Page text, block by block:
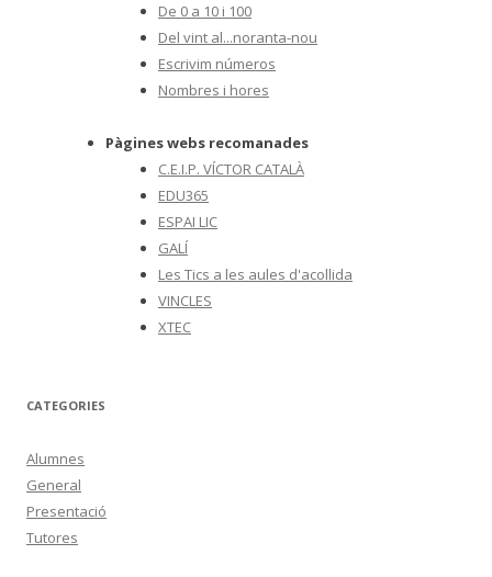
De 0 a 10 i 100
Del vint al...noranta-nou
Escrivim números
Nombres i hores
Pàgines webs recomanades
C.E.I.P. VÍCTOR CATALÀ
EDU365
ESPAI LIC
GALÍ
Les Tics a les aules d'acollida
VINCLES
XTEC
CATEGORIES
Alumnes
General
Presentació
Tutores